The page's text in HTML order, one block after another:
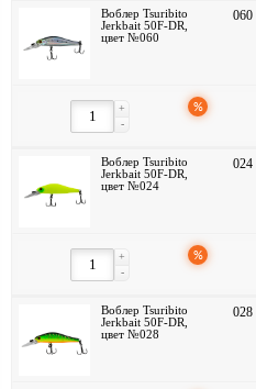
Воблер Tsuribito
Jerkbait 50F-DR,
цвет №060
060
-
+ %
Воблер Tsuribito
Jerkbait 50F-DR,
цвет №024
024
-
+ %
Воблер Tsuribito
Jerkbait 50F-DR,
цвет №028
028